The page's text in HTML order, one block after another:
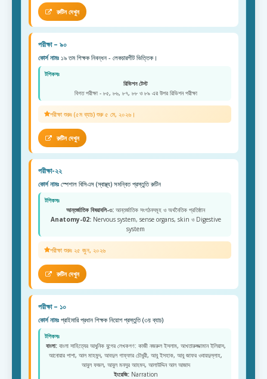
রুটিন দেখুন
পরীক্ষা – ৯০
কোর্স নামঃ ১৯ তম শিক্ষক নিবন্ধন - লেকচারশীট ভিত্তিক।
টপিকসঃ
রিভিশন টেস্ট
বিগত পরীক্ষা - ৮৫, ৮৬, ৮৭, ৮৮ ও ৮৯ এর উপর রিভিশন পরীক্ষা
পরীক্ষা শুরুঃ (৫ম ব্যাচ) শুরু ৫ মে, ২০২৬।
রুটিন দেখুন
পরীক্ষা-২২
কোর্স নামঃ স্পেশাল বিসিএস (স্বাস্থ্য) সমন্বিত প্রস্তুতি রুটিন
টপিকসঃ
আন্তর্জাতিক বিষয়াবলি-৩: আন্তর্জাতিক সংগঠনসমূহ ও অর্থনৈতিক প্রতিষ্ঠান
Anatomy-02:Nervous system, sense organs, skin ও Digestive
system
পরীক্ষা শুরুঃ ২৫ জুন, ২০২৬
রুটিন দেখুন
পরীক্ষা – ১০
কোর্স নামঃ প্রাইমারি প্রধান শিক্ষক নিয়োগ প্রস্তুতি (৩য় ব্যাচ)
টপিকসঃ
বাংলা:বাংলা সাহিত্যের আধুনিক যুগের লেখকগণ: কাজী নজরুল ইসলাম, আখতারুজ্জামান ইলিয়াস,
আনোয়ার পাশা, আল মাহমুদ, আবদুল গাফ্ফার চৌধুরী, আবু ইসহাক, আবু জাফর ওবায়দুল্লাহ,
আবুল ফজল, আবুল মনসুর আহমদ, আলাউদ্দিন আল আজাদ
ইংরেজি:Narration